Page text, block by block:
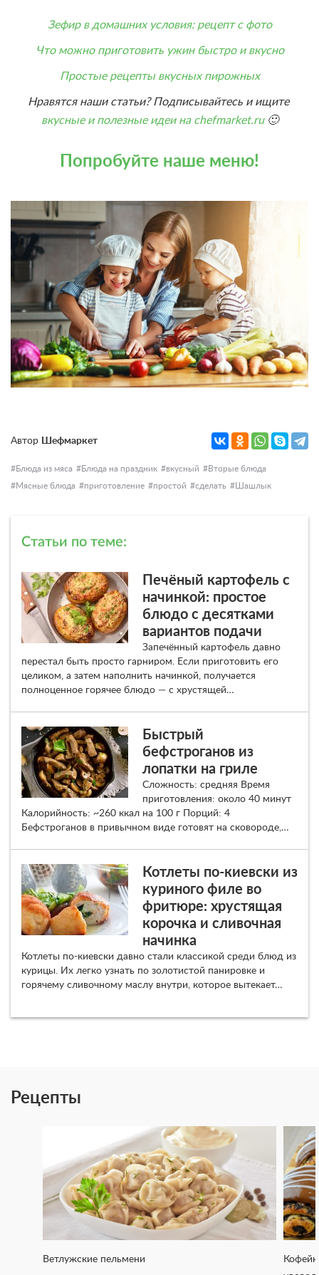
Зефир в домашних условия: рецепт с фото
Что можно приготовить ужин быстро и вкусно
Простые рецепты вкусных пирожных
Нравятся наши статьи? Подписывайтесь и ищите
вкусные и полезные идеи на chefmarket.ru 🙂
Попробуйте наше меню!
Автор Шефмаркет
Блюда из мяса Блюда на праздник вкусный
Вторые блюда
Мясные блюда
приготовление простой сделать Шашлык
Статьи по теме:
Печёный картофель с
начинкой: простое
блюдо с десятками
вариантов подачи
Запечённый картофель давно
перестал быть просто гарниром. Если приготовить его
целиком, а затем наполнить начинкой, получается
полноценное горячее блюдо — с хрустящей…
Быстрый
бефстроганов из
лопатки на гриле
Сложность: средняя Время
приготовления: около 40 минут
Калорийность: ~260 ккал на 100 г Порций: 4
Бефстроганов в привычном виде готовят на сковороде,…
Котлеты по-киевски из
куриного филе во
фритюре: хрустящая
корочка и сливочная
начинка
Котлеты по-киевски давно стали классикой среди блюд из
курицы. Их легко узнать по золотистой панировке и
горячему сливочному маслу внутри, которое вытекает…
Рецепты
Ветлужские пельмени